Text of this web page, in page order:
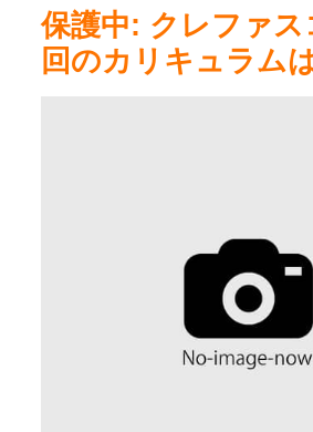
保護中: クレファス
回のカリキュラム